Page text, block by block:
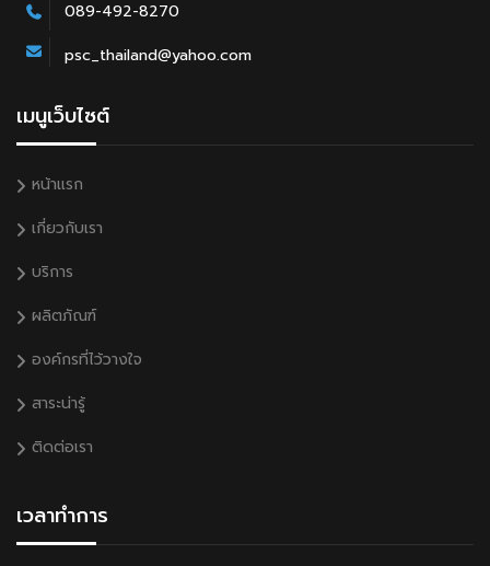
089-492-8270
psc_thailand@yahoo.com
เมนูเว็บไซต์
หน้าแรก
เกี่ยวกับเรา
บริการ
ผลิตภัณฑ์
องค์กรที่ไว้วางใจ
สาระน่ารู้
ติดต่อเรา
เวลาทำการ